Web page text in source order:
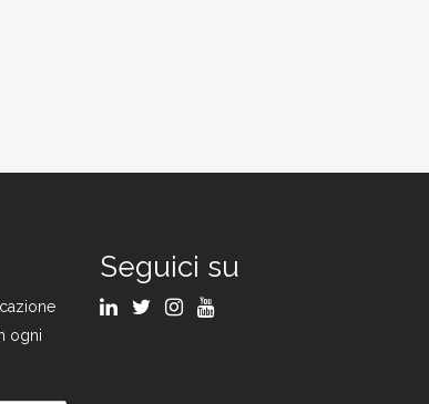
ogni
Seguici su